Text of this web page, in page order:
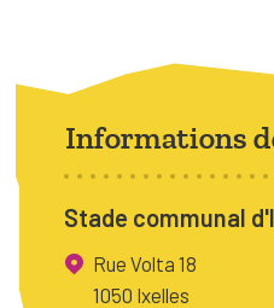
VOUS CHERCHEZ DES
À BRUXELLES
Trouver une
FAQ
Informations
Stade communal
Rue Volta 18
1050 Ixelles